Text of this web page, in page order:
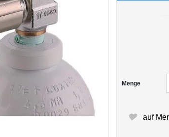
Menge
auf